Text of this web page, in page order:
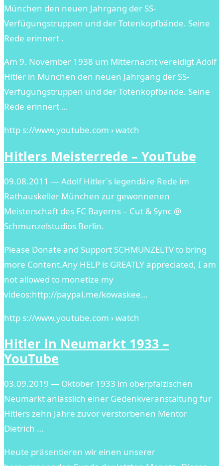
München den neuen Jahrgang der SS-
Verfügungstruppen und der Totenkopfbände. Seine
Rede erinnert .
Am 9. November 1938 um Mitternacht vereidigt Adolf
Hitler in München den neuen Jahrgang der SS-
Verfügungstruppen und der Totenkopfbände. Seine
Rede erinnert …
http s://www.youtube.com › watch
Hitlers Meisterrede – YouTube
09.08.2011 — Adolf Hitler´s legendäre Rede im
Rathauskeller München zur gewonnenen
Meisterschaft des FC Bayerns – Cut & Sync @
Schmunzelstudios Berlin.
Please Donate and Support SCHMUNZELTV to bring
more Content.Any HELP is GREATLY appreciated, I am
not allowed to monetize my
videos:http://paypal.me/kowaskee…
http s://www.youtube.com › watch
Hitler in Neumarkt 1933 –
YouTube
03.09.2019 — Oktober 1933 im oberpfälzischen
Neumarkt anlässlich einer Gedenkveranstaltung für
Hitlers zehn Jahre zuvor verstorbenen Mentor
Dietrich …
Heute präsentieren wir einen unserer